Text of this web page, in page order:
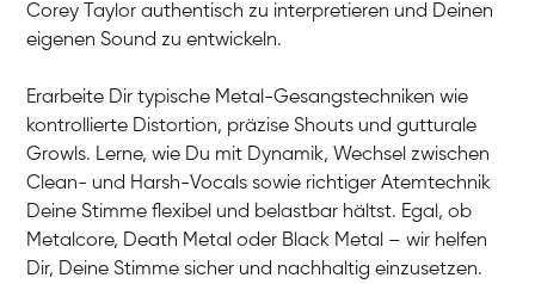
Corey Taylor authentisch zu interpretieren und Deinen
eigenen Sound zu entwickeln.
Erarbeite Dir typische Metal-Gesangstechniken wie
kontrollierte Distortion, präzise Shouts und gutturale
Growls. Lerne, wie Du mit Dynamik, Wechsel zwischen
Clean- und Harsh-Vocals sowie richtiger Atemtechnik
Deine Stimme flexibel und belastbar hältst. Egal, ob
Metalcore, Death Metal oder Black Metal – wir helfen
Dir, Deine Stimme sicher und nachhaltig einzusetzen.